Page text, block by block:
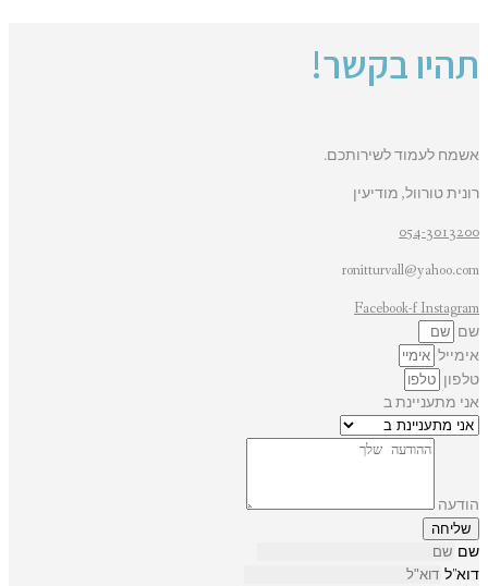
תהיו בקשר!
אשמח לעמוד לשירותכם.
רונית טורוול, מודיעין
054-3013200
ronitturvall@yahoo.com
Facebook-f Instagram
שם
אימייל
טלפון
אני מתעניינת ב
הודעה
שליחה
שם
דוא"ל